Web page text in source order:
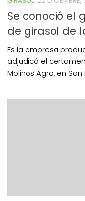
Se conoció el
de girasol de
Es la empresa
adjudicó el
Molinos Agro, en San